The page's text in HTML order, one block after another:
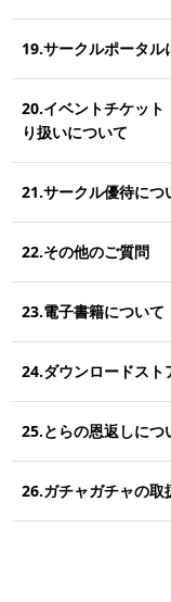
19.サークルポータル
20.イベントチケット
り扱いについて
21.サークル優待につ
22.その他のご質問
23.電子書籍について
24.ダウンロードスト
25.とらの恩返しにつ
26.ガチャガチャの取